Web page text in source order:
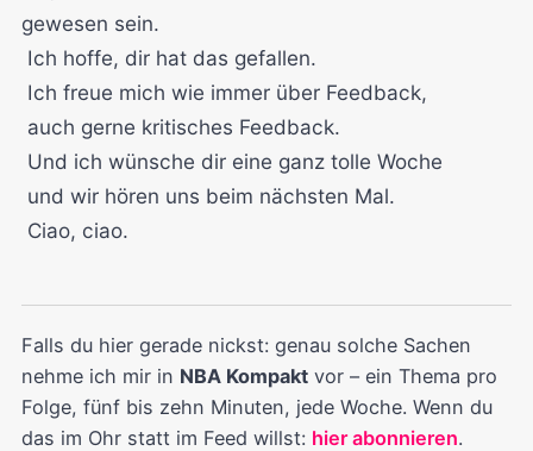
gewesen sein.
Ich hoffe, dir hat das gefallen.
Ich freue mich wie immer über Feedback,
auch gerne kritisches Feedback.
Und ich wünsche dir eine ganz tolle Woche
und wir hören uns beim nächsten Mal.
Ciao, ciao.
Falls du hier gerade nickst: genau solche Sachen
nehme ich mir in NBA Kompaktvor – ein Thema pro
Folge, fünf bis zehn Minuten, jede Woche. Wenn du
das im Ohr statt im Feed willst: hier abonnieren.